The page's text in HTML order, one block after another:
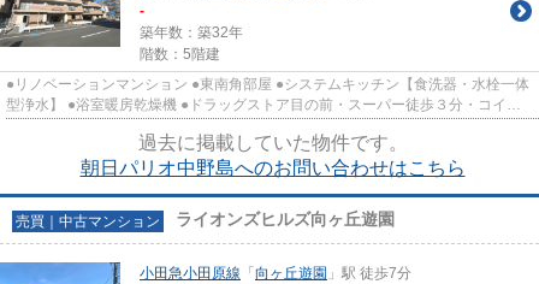
-
築年数：築32年
階数：5階建
●リノベーションマンション ●東南角部屋 ●システムキッチン【食洗器・水栓一体
型浄水】 ●浴室暖房乾燥機 ●ドラッグストア目の前・スーパー徒歩３分・コイン
過去に掲載していた物件です。
朝日パリオ中野島へのお問い合わせはこちら
売買｜中古マンション ライオンズヒルズ向ヶ丘遊園
小田急小田原線 「 向ヶ丘遊園 」駅 徒歩7分